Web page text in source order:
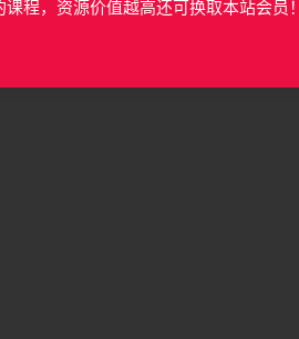
程，资源价值越高还可换取本站会员！